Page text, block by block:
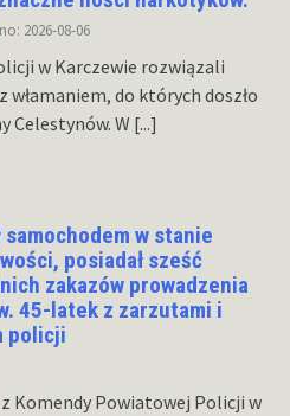
2026-08-06
w Karczewie rozwiązali
włamaniem, do których doszło
Celestynów. W [...]
samochodem w stanie
posiadał sześć
zakazów prowadzenia
45-latek z zarzutami i
policji
Komendy Powiatowej Policji w